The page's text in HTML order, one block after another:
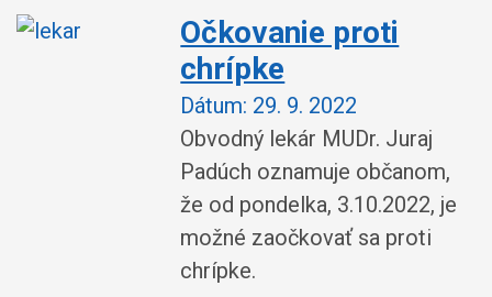
Očkovanie proti
chrípke
Dátum: 29. 9. 2022
Obvodný lekár MUDr. Juraj
Padúch oznamuje občanom,
že od pondelka, 3.10.2022, je
možné zaočkovať sa proti
chrípke.